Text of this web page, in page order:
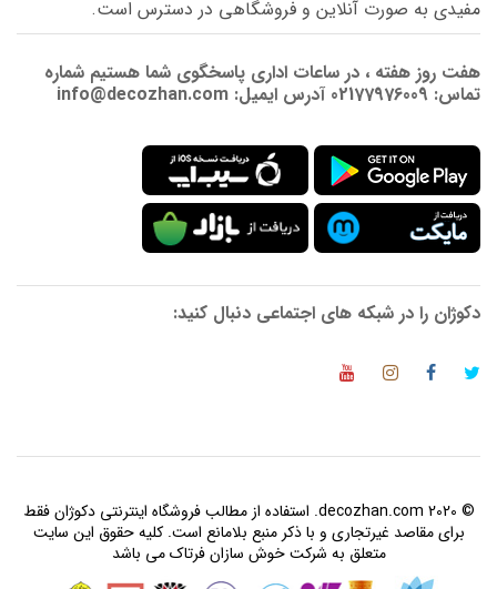
مفیدی به صورت آنلاین و فروشگاهی در دسترس است.
هفت روز هفته ، در ساعات اداری پاسخگوی شما هستیم شماره
تماس: 02177976009 آدرس ایمیل: info@decozhan.com
دکوژان را در شبکه های اجتماعی دنبال کنید:
© 2020 decozhan.com. استفاده از مطالب فروشگاه اینترنتی دکوژان فقط
برای مقاصد غیرتجاری و با ذکر منبع بلامانع است. کلیه حقوق این سایت
متعلق به شرکت خوش سازان فرتاک می باشد